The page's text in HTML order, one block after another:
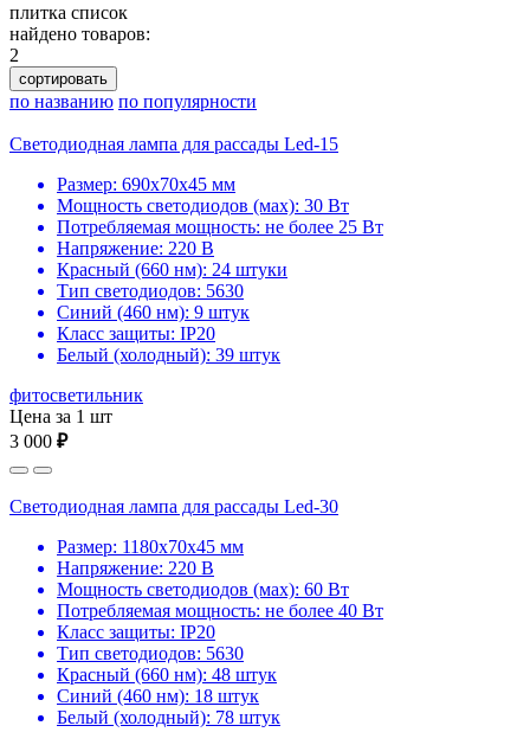
плитка список
найдено товаров:
2
сортировать
по названию по популярности
Светодиодная лампа для рассады Led-15
Размер: 690х70х45 мм
Мощность светодиодов (мах): 30 Вт
Потребляемая мощность: не более 25 Вт
Напряжение: 220 В
Красный (660 нм): 24 штуки
Тип светодиодов: 5630
Синий (460 нм): 9 штук
Класс защиты: IP20
Белый (холодный): 39 штук
фитосветильник
Цена за 1 шт
3 000 ₽
Светодиодная лампа для рассады Led-30
Размер: 1180х70х45 мм
Напряжение: 220 В
Мощность светодиодов (мах): 60 Вт
Потребляемая мощность: не более 40 Вт
Класс защиты: IP20
Тип светодиодов: 5630
Красный (660 нм): 48 штук
Синий (460 нм): 18 штук
Белый (холодный): 78 штук